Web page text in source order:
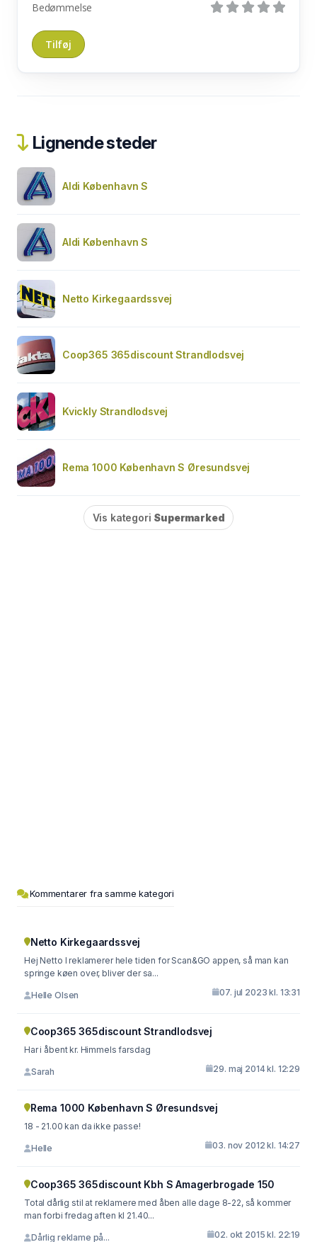
Bedømmelse
Lignende steder
Aldi København S
Aldi København S
Netto Kirkegaardssvej
Coop365 365discount Strandlodsvej
Kvickly Strandlodsvej
Rema 1000 København S Øresundsvej
Vis kategori Supermarked
Kommentarer fra samme kategori
Netto Kirkegaardssvej
Hej Netto I reklamerer hele tiden for Scan&GO appen, så man kan
springe køen over, bliver der sa...
Helle Olsen 07. jul 2023 kl. 13:31
Coop365 365discount Strandlodsvej
Har i åbent kr. Himmels farsdag
Sarah 29. maj 2014 kl. 12:29
Rema 1000 København S Øresundsvej
18 - 21.00 kan da ikke passe!
Helle 03. nov 2012 kl. 14:27
Coop365 365discount Kbh S Amagerbrogade 150
Total dårlig stil at reklamere med åben alle dage 8-22, så kommer
man forbi fredag aften kl 21.40...
Dårlig reklame på... 02. okt 2015 kl. 22:19